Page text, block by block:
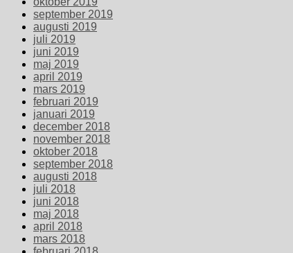
september 2019
augusti 2019
juli 2019
juni 2019
maj 2019
april 2019
mars 2019
februari 2019
januari 2019
december 2018
november 2018
oktober 2018
september 2018
augusti 2018
juli 2018
juni 2018
maj 2018
april 2018
mars 2018